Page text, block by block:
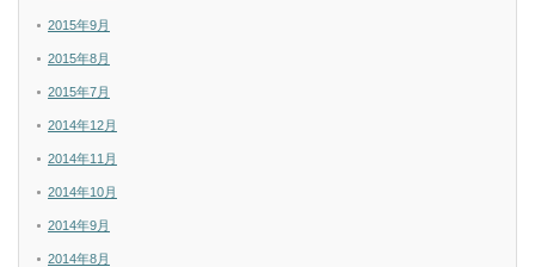
2015年9月
2015年8月
2015年7月
2014年12月
2014年11月
2014年10月
2014年9月
2014年8月